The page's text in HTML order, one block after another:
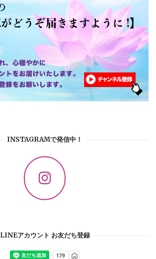
INSTAGRAMで発信中！
LINEアカウント お友だち登録